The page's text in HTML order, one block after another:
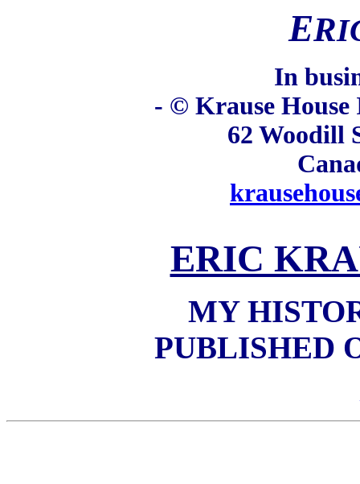
ERI
In
- © Krause House
62 Woodill
ERIC
MY
PUBLISHED